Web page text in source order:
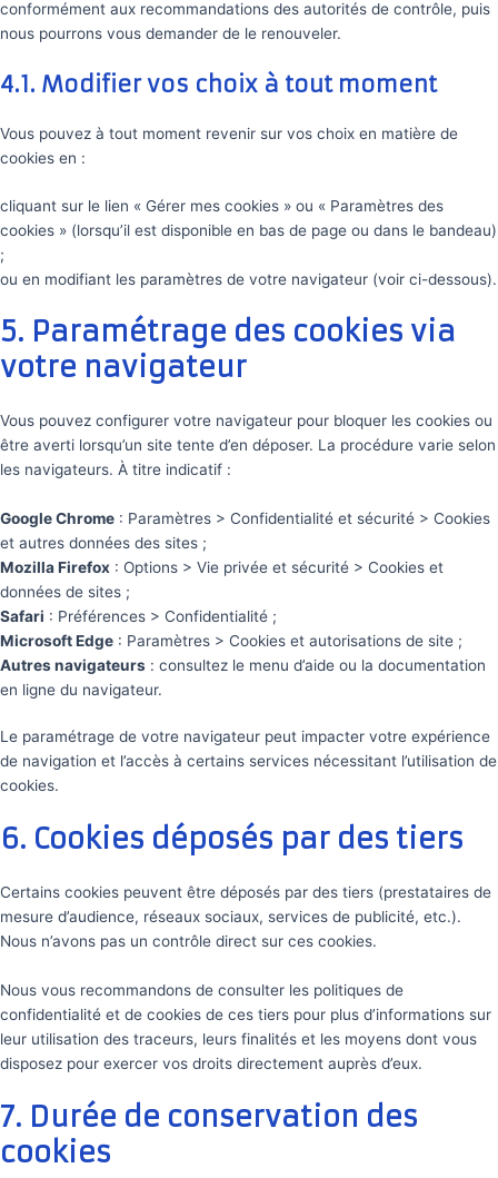
conformément aux recommandations des autorités de contrôle, puis
nous pourrons vous demander de le renouveler.
4.1. Modifier vos choix à tout moment
Vous pouvez à tout moment revenir sur vos choix en matière de
cookies en :
cliquant sur le lien « Gérer mes cookies » ou « Paramètres des
cookies » (lorsqu’il est disponible en bas de page ou dans le bandeau)
;
ou en modifiant les paramètres de votre navigateur (voir ci-dessous).
5. Paramétrage des cookies via
votre navigateur
Vous pouvez configurer votre navigateur pour bloquer les cookies ou
être averti lorsqu’un site tente d’en déposer. La procédure varie selon
les navigateurs. À titre indicatif :
Google Chrome : Paramètres > Confidentialité et sécurité > Cookies
et autres données des sites ;
Mozilla Firefox : Options > Vie privée et sécurité > Cookies et
données de sites ;
Safari : Préférences > Confidentialité ;
Microsoft Edge : Paramètres > Cookies et autorisations de site ;
Autres navigateurs : consultez le menu d’aide ou la documentation
en ligne du navigateur.
Le paramétrage de votre navigateur peut impacter votre expérience
de navigation et l’accès à certains services nécessitant l’utilisation de
cookies.
6. Cookies déposés par des tiers
Certains cookies peuvent être déposés par des tiers (prestataires de
mesure d’audience, réseaux sociaux, services de publicité, etc.).
Nous n’avons pas un contrôle direct sur ces cookies.
Nous vous recommandons de consulter les politiques de
confidentialité et de cookies de ces tiers pour plus d’informations sur
leur utilisation des traceurs, leurs finalités et les moyens dont vous
disposez pour exercer vos droits directement auprès d’eux.
7. Durée de conservation des
cookies